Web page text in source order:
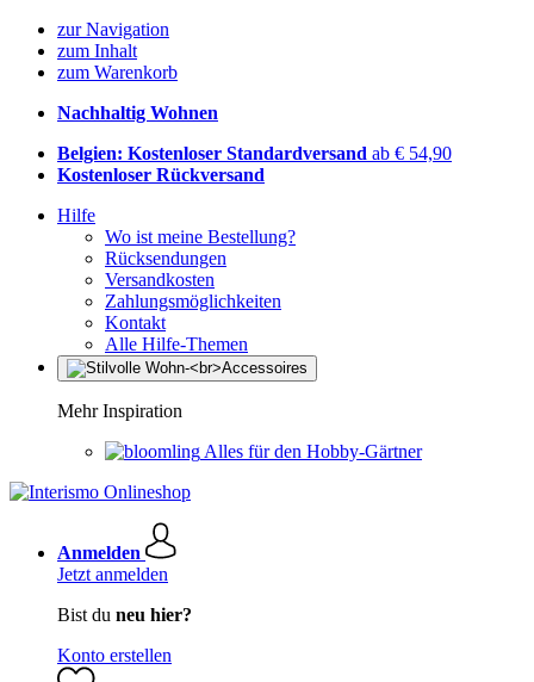
zur Navigation
zum Inhalt
zum Warenkorb
Nachhaltig Wohnen
Belgien: Kostenloser Standardversand ab € 54,90
Kostenloser Rückversand
Hilfe
Wo ist meine Bestellung?
Rücksendungen
Versandkosten
Zahlungsmöglichkeiten
Kontakt
Alle Hilfe-Themen
Mehr Inspiration
Alles für den Hobby-Gärtner
Anmelden
Jetzt anmelden
Bist du neu hier?
Konto erstellen